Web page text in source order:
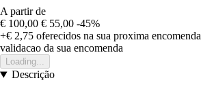
A partir de
€ 100,00 € 55,00 -45%
+€ 2,75 oferecidos na sua proxima encomenda
validacao da sua encomenda
Loading...
Descrição